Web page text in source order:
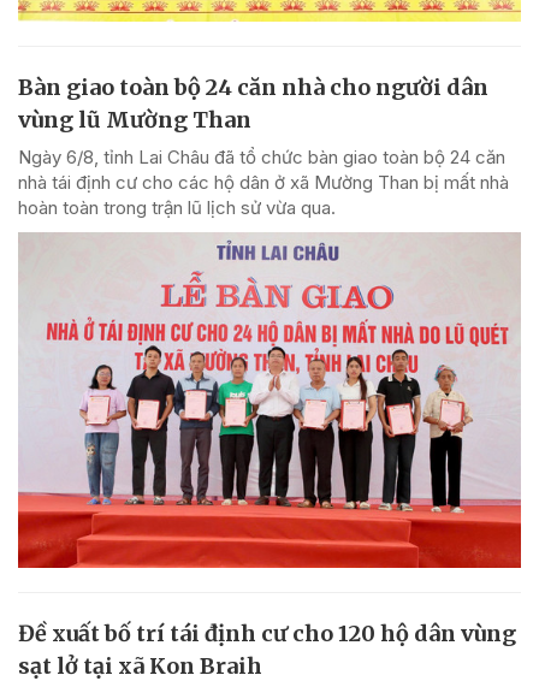
Bàn giao toàn bộ 24 căn nhà cho người dân
vùng lũ Mường Than
Ngày 6/8, tỉnh Lai Châu đã tổ chức bàn giao toàn bộ 24 căn
nhà tái định cư cho các hộ dân ở xã Mường Than bị mất nhà
hoàn toàn trong trận lũ lịch sử vừa qua.
Đề xuất bố trí tái định cư cho 120 hộ dân vùng
sạt lở tại xã Kon Braih